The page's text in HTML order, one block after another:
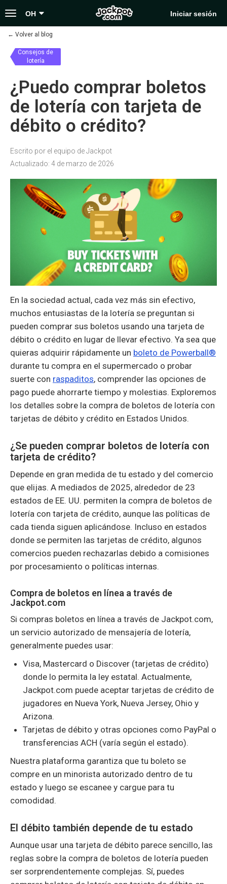
Toggle
navigation
OH Iniciar sesión
← Volver al blog
Consejos de
lotería
¿Puedo comprar boletos
de lotería con tarjeta de
débito o crédito?
Escrito por el equipo de Jackpot
Actualizado: 4 de marzo de 2026
En la sociedad actual, cada vez más sin efectivo,
muchos entusiastas de la lotería se preguntan si
pueden comprar sus boletos usando una tarjeta de
débito o crédito en lugar de llevar efectivo. Ya sea que
quieras adquirir rápidamente un boleto de Powerball®
durante tu compra en el supermercado o probar
suerte con raspaditos, comprender las opciones de
pago puede ahorrarte tiempo y molestias. Exploremos
los detalles sobre la compra de boletos de lotería con
tarjetas de débito y crédito en Estados Unidos.
¿Se pueden comprar boletos de lotería con
tarjeta de crédito?
Depende en gran medida de tu estado y del comercio
que elijas. A mediados de 2025, alrededor de 23
estados de EE. UU. permiten la compra de boletos de
lotería con tarjeta de crédito, aunque las políticas de
cada tienda siguen aplicándose. Incluso en estados
donde se permiten las tarjetas de crédito, algunos
comercios pueden rechazarlas debido a comisiones
por procesamiento o políticas internas.
Compra de boletos en línea a través de
Jackpot.com
Si compras boletos en línea a través de Jackpot.com,
un servicio autorizado de mensajería de lotería,
generalmente puedes usar:
Visa, Mastercard o Discover (tarjetas de crédito)
donde lo permita la ley estatal. Actualmente,
Jackpot.com puede aceptar tarjetas de crédito de
jugadores en Nueva York, Nueva Jersey, Ohio y
Arizona.
Tarjetas de débito y otras opciones como PayPal o
transferencias ACH (varía según el estado).
Nuestra plataforma garantiza que tu boleto se
compre en un minorista autorizado dentro de tu
estado y luego se escanee y cargue para tu
comodidad.
El débito también depende de tu estado
Aunque usar una tarjeta de débito parece sencillo, las
reglas sobre la compra de boletos de lotería pueden
ser sorprendentemente complejas. Sí, puedes